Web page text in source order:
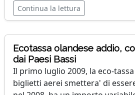
Continua la lettura
Ecotassa olandese addio,
dai Paesi Bassi
Il primo luglio 2009, la eco-
biglietti aerei smettera' di